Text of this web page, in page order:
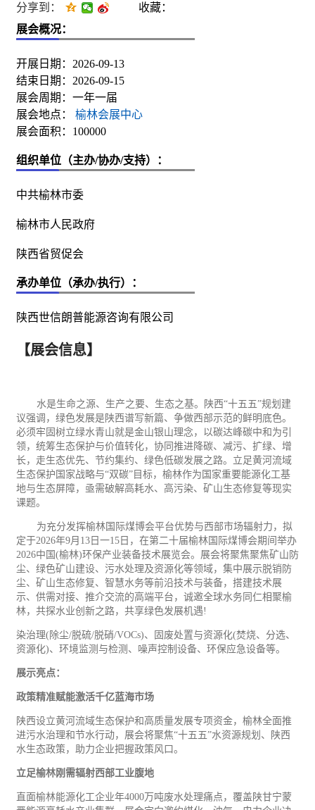
分享到：
收藏：
展会概况：
开展日期：2026-09-13
结束日期：2026-09-15
展会周期：一年一届
展会地点：
榆林会展中心
展会面积：100000
组织单位（主办/协办/支持）：
中共榆林市委
榆林市人民政府
陕西省贸促会
承办单位（承办/执行）：
陕西世信朗普能源咨询有限公司
【展会信息】
水是生命之源、生产之要、生态之基。陕西“十五五”规划建
议强调，绿色发展是陕西谱写新篇、争做西部示范的鲜明底色。
必须牢固树立绿水青山就是金山银山理念，以碳达峰碳中和为引
领，统筹生态保护与价值转化，协同推进降碳、减污、扩绿、增
长，走生态优先、节约集约、绿色低碳发展之路。立足黄河流域
生态保护国家战略与“双碳”目标，榆林作为国家重要能源化工基
地与生态屏障，亟需破解高耗水、高污染、矿山生态修复等现实
课题。
为充分发挥榆林国际煤博会平台优势与西部市场辐射力，拟
定于2026年9月 13 日一15 日，在第二十届榆林国际煤博会期间举办
2026中国 (榆林)环保产业装备技术展览会。展会将聚焦聚焦矿山防
尘、绿色矿山建设、污水处理及资源化等领域，集中展示脱销防
尘、矿山生态修复、智慧水务等前沿技术与装备，搭建技术展
示、供需对接、推介交流的高端平台，诚邀全球水务同仁相聚榆
林，共探水业创新之路，共享绿色发展机遇!
染治理( 除尘/脱硫/脱硝/VOCs)、固废处置与资源化(焚烧、分选、
资源化)、环境监测与检测、噪声控制设备、环保应急设备等。
展示亮点：
政策精准赋能激活千亿蓝海市场
陕西设立黄河流域生态保护和高质量发展专项资金，榆林全面推
进污水治理和节水行动，展会将聚焦“十五五”水资源规划、陕西
水生态政策，助力企业把握政策风口。
立足榆林刚需辐射西部工业腹地
直面榆林能源化工企业年4000 万吨废水处理痛点，覆盖陕甘宁蒙